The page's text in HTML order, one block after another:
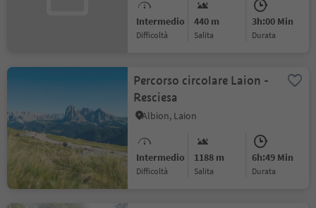
Intermedio
Difficoltà
440 m
Salita
3h:00 Min
durata
Percorso circolare Laion -
Resciesa
Albion, Laion
Intermedio
Difficoltà
1188 m
Salita
6h:49 Min
durata